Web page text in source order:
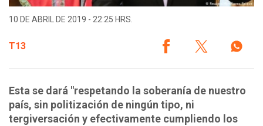
10 DE ABRIL DE 2019 - 22:25 HRS.
T13
Esta se dará "respetando la soberanía de nuestro
país, sin politización de ningún tipo, ni
tergiversación y efectivamente cumpliendo los